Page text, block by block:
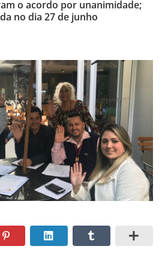
o acordo por unanimidade;
no dia 27 de junho